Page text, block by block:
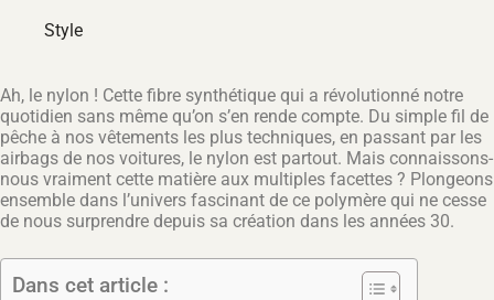
Style
Ah, le nylon ! Cette fibre synthétique qui a révolutionné notre
quotidien sans même qu’on s’en rende compte. Du simple fil de
pêche à nos vêtements les plus techniques, en passant par les
airbags de nos voitures, le nylon est partout. Mais connaissons-
nous vraiment cette matière aux multiples facettes ? Plongeons
ensemble dans l’univers fascinant de ce polymère qui ne cesse
de nous surprendre depuis sa création dans les années 30.
Dans cet article :